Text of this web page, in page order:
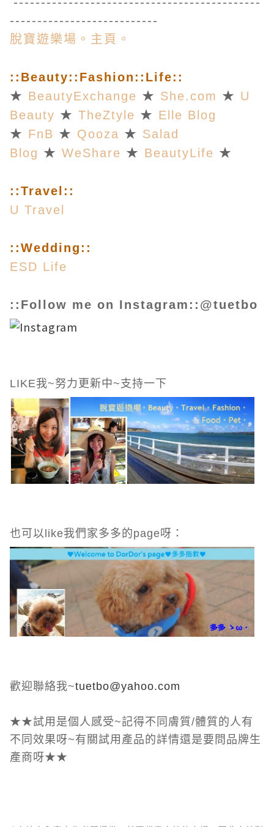
---------------------------
脫寶遊樂場。主頁。
::Beauty:: Fashion::Life::
★ BeautyExchange ★ She.com ★ U
Beauty ★ TheZtyle ★ Elle Blog
★ FnB ★ Qooza ★ Salad
Blog ★ WeShare ★ BeautyLife ★
::Travel::
U Travel
::Wedding::
ESD Life
::Follow me on Instagram::@tuetbo
LIKE我~努力更新中~支持一下
也可以like我們家多多的page呀：
歡迎聯絡我~tuetbo@yahoo.com
★★試用是個人感受~記得不同膚質/體質的人有
不同效果呀~有關試用產品的詳情還是要問品牌生
產商呀★★